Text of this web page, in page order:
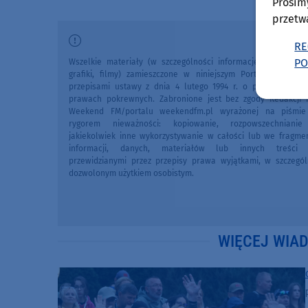
Wszelkie materiały (w szczególności informacje lokalne,
grafiki, filmy) zamieszczone w niniejszym Portalu
przepisami ustawy z dnia 4 lutego 1994 r. o prawie
prawach pokrewnych. Zabronione jest bez zgody Redakcji
Weekend FM/portalu weekendfm.pl wyrażonej na
rygorem nieważności: kopiowanie,
jakiekolwiek inne wykorzystywanie w całości lub we
informacji, danych, materiałów lub innych treści
przewidzianymi przez przepisy prawa wyjątkami, w
dozwolonym użytkiem osobistym.
WIĘCEJ